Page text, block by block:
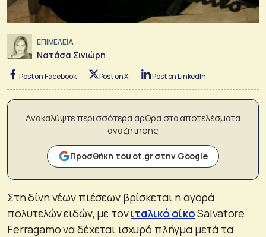
ΕΠΙΜΕΛΕΙΑ
Νατάσα Σινιώρη
Post on Facebook Post on X Post on LinkedIn
Ανακαλύψτε περισσότερα άρθρα στα αποτελέσματα
αναζήτησης
Προσθήκη του ot.gr στην Google
Στη δίνη νέων πιέσεων βρίσκεται η αγορά
πολυτελών ειδών, με τονιταλικό οίκοSalvatore
Ferragamo να δέχεται ισχυρό πλήγμα μετά τα